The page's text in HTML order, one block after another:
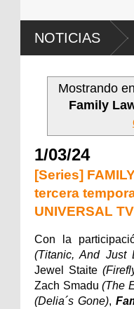
NOTICIAS
Mostrando
Family
1/03/24
[Series]
tercera
UNIVERSAL TV
(Titanic, And Just
Jewel Staite
Zach Smadu (The
(Delia´s Gone),